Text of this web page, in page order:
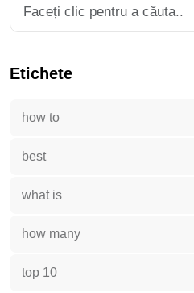
Etichete
how to
best
what is
how many
top 10